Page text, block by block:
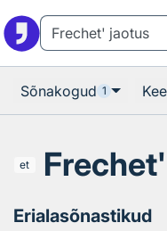
Sõnakogud 1
et
Erialasõnastikud